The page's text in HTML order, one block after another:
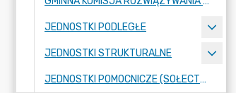
JEDNOSTKI PODLEGŁE
JEDNOSTKI STRUKTURALNE
JEDNOSTKI POMOCNICZE (SOŁECTWA)